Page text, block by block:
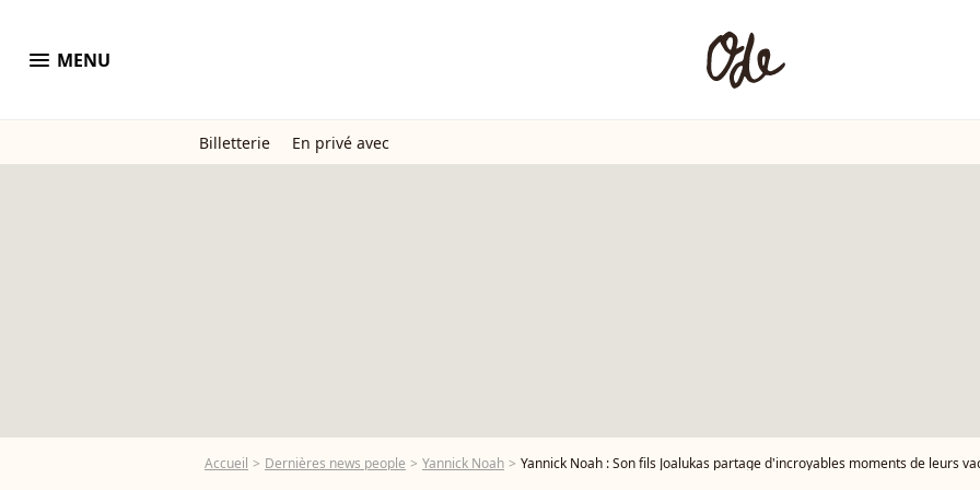
menu MENU
Billetterie En privé avec
Accueil Dernières news people Yannick Noah Yannick Noah : Son fils Joalukas partage d'incroyables moments de leurs